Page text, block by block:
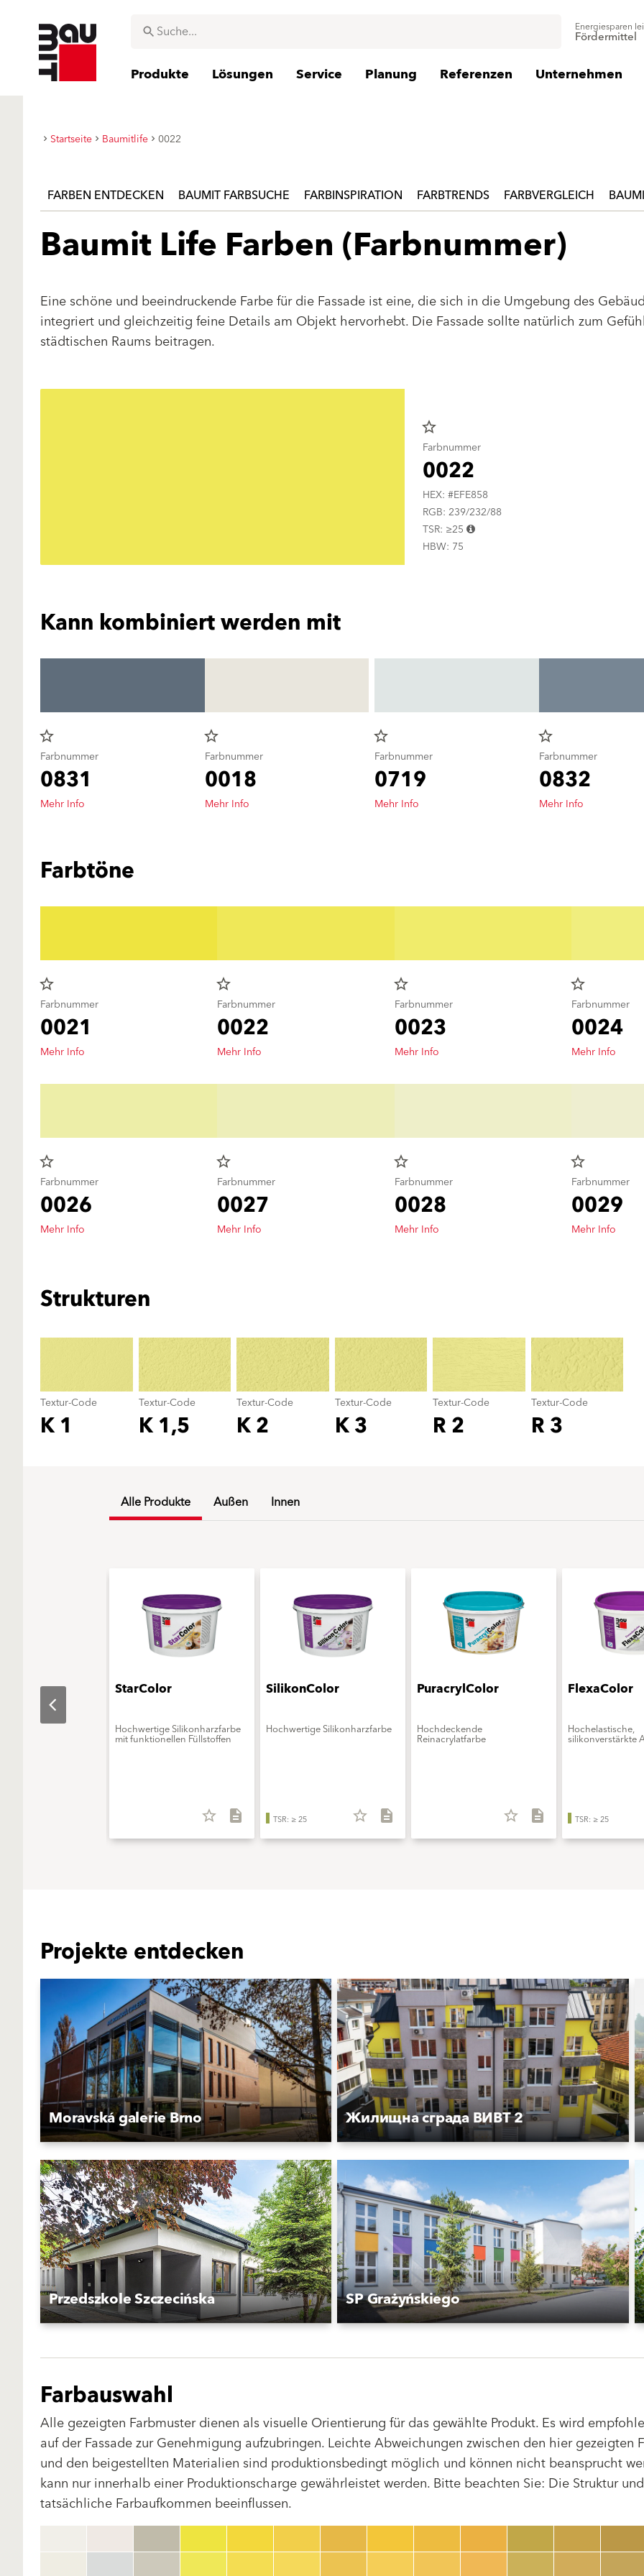
Energiesparen
Fördermittel
Produkte Lösungen Service Planung Referenzen Unternehmen
Startseite Baumitlife 0022
FARBEN ENTDECKEN BAUMIT FARBSUCHE FARBINSPIRATION FARBTRENDS FARBVERGLEICH
Baumit Life Farben (Farbnummer)
Eine schöne und beeindruckende Farbe für die Fassade ist eine, die sich in die Umgebung des
integriert und gleichzeitig feine Details am Objekt hervorhebt. Die Fassade sollte natürlich zum
städtischen Raums beitragen.
star_border
Farbnummer
0022
HEX: #EFE858
RGB: 239/232/88
TSR: ≥25
HBW: 75
Kann kombiniert werden mit
star_border
Farbnummer
0831
Mehr Info
star_border
Farbnummer
0018
Mehr Info
star_border
Farbnummer
0719
Mehr Info
star_border
Farbnummer
0832
Mehr Info
Farbtöne
star_border
Farbnummer
0021
Mehr Info
star_border
Farbnummer
0022
Mehr Info
star_border
Farbnummer
0023
Mehr Info
star_border
Farbnummer
0024
Mehr Info
star_border
Farbnummer
0026
Mehr Info
star_border
Farbnummer
0027
Mehr Info
star_border
Farbnummer
0028
Mehr Info
star_border
Farbnummer
0029
Mehr Info
Strukturen
Textur-Code
K 1
Textur-Code
K 1,5
Textur-Code
K 2
Textur-Code
K 3
Textur-Code
R 2
Textur-Code
R 3
Alle Produkte Außen Innen
StarColor
Hochwertige Silikonharzfarbe
mit funktionellen Füllstoffen
star_border description
SilikonColor
Hochwertige Silikonharzfarbe
TSR: ≥ 25 star_border description
PuracrylColor
Hochdeckende
Reinacrylatfarbe
star_border description
FlexaColor
Hochelastische,
silikonverstärkte
TSR: ≥ 25
Projekte entdecken
Moravská galerie Brno Жилищна сграда ВИВТ 2
Przedszkole Szczecińska SP Grażyńskiego
Farbauswahl
Alle gezeigten Farbmuster dienen als visuelle Orientierung für das gewählte Produkt. Es wird
auf der Fassade zur Genehmigung aufzubringen. Leichte Abweichungen zwischen den hier gezeigten
und den beigestellten Materialien sind produktionsbedingt möglich und können nicht beansprucht
kann nur innerhalb einer Produktionscharge gewährleistet werden. Bitte beachten Sie: Die Struktur
tatsächliche Farbaufkommen beeinflussen.